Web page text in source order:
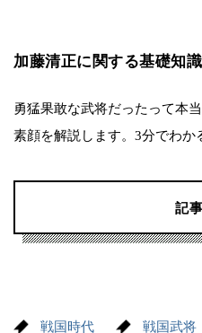
加藤清正に関する基礎知
勇猛果敢な武将だったって本
素顔を解説します。3分でわか
記
戦国時代 戦国武将